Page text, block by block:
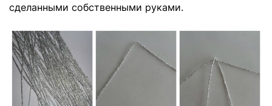
сделанными собственными руками.